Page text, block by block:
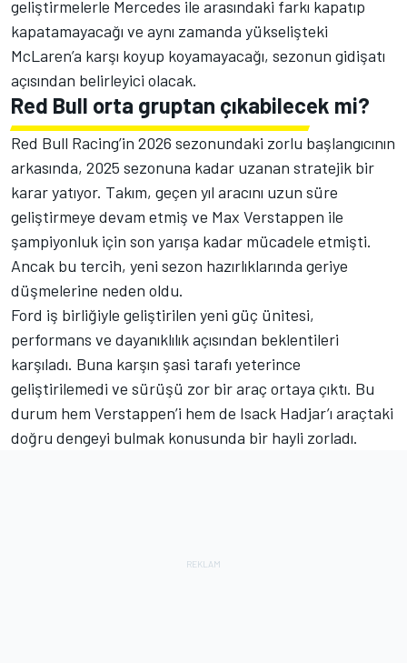
geliştirmelerle Mercedes ile arasındaki farkı kapatıp
kapatamayacağı ve aynı zamanda yükselişteki
McLaren’a karşı koyup koyamayacağı, sezonun gidişatı
açısından belirleyici olacak.
Red Bull orta gruptan çıkabilecek mi?
Red Bull Racing’in 2026 sezonundaki zorlu başlangıcının
arkasında, 2025 sezonuna kadar uzanan stratejik bir
karar yatıyor. Takım, geçen yıl aracını uzun süre
geliştirmeye devam etmiş ve Max Verstappen ile
şampiyonluk için son yarışa kadar mücadele etmişti.
Ancak bu tercih, yeni sezon hazırlıklarında geriye
düşmelerine neden oldu.
Ford iş birliğiyle geliştirilen yeni güç ünitesi,
performans ve dayanıklılık açısından beklentileri
karşıladı. Buna karşın şasi tarafı yeterince
geliştirilemedi ve sürüşü zor bir araç ortaya çıktı. Bu
durum hem Verstappen’i hem de Isack Hadjar’ı araçtaki
doğru dengeyi bulmak konusunda bir hayli zorladı.